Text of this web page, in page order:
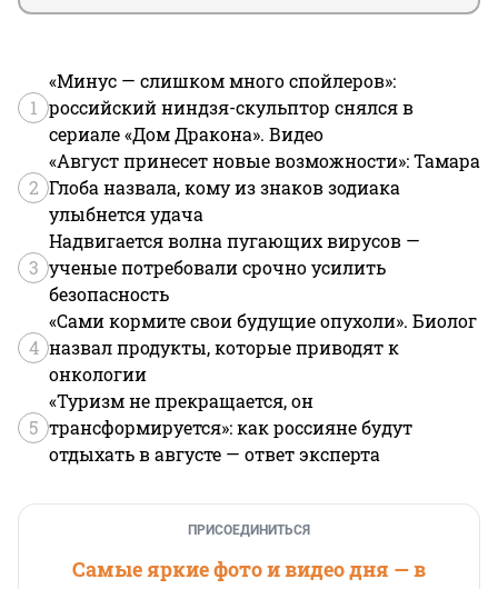
1
«Минус — слишком много спойлеров»:
российский ниндзя-скульптор снялся в
сериале «Дом Дракона». Видео
2
«Август принесет новые возможности»: Тамара
Глоба назвала, кому из знаков зодиака
улыбнется удача
3
Надвигается волна пугающих вирусов —
ученые потребовали срочно усилить
безопасность
4
«Сами кормите свои будущие опухоли». Биолог
назвал продукты, которые приводят к
онкологии
5
«Туризм не прекращается, он
трансформируется»: как россияне будут
отдыхать в августе — ответ эксперта
ПРИСОЕДИНИТЬСЯ
Самые яркие фото и видео дня — в